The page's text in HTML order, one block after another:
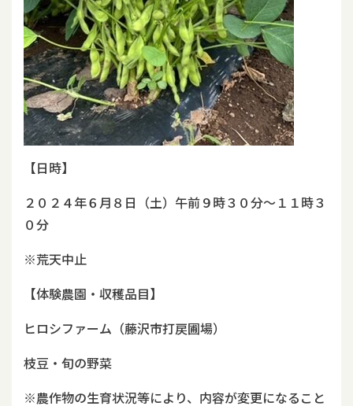
【日時】
２０２４年６月８日（土）午前９時３０分～１１時３
０分
※荒天中止
【体験農園・収穫品目】
ヒロシファーム（藤沢市打戻圃場）
枝豆・旬の野菜
※農作物の生育状況等により、内容が変更になること